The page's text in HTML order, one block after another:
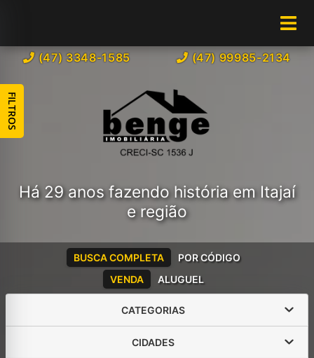
(47) 3348-1585 (47) 99985-2134
Há 29 anos fazendo história em Itajaí
e região
VENDA ALUGUEL
BUSCA COMPLETA POR CÓDIGO
CATEGORIAS
CIDADES
FILTROS